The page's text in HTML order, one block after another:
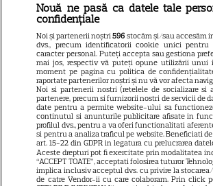
Libertatea
Libertatea pentru femei
GSP
Știri mondene
Avantaje
Elle
Unica
Retete practice
Nouă ne pasă ca datele tale
confidențiale
Noi și partenerii noștri596 stocăm și/sau accesăm
dvs., precum identificatorii cookie unici pentru
caracter personal. Puteți accepta sau gestiona
mai jos, respectiv vă puteți opune utilizării unui
moment pe pagina cu politica de
raportate partenerilor noștri și nu vă vor afecta
Noi si partenerii nostri (retelele de socializare si
partenere, precum si furnizorii nostri de servicii de
date pentru a permite website-ului sa
continutul si anunturile publicitare afisate in
profilul dvs., pentru a va oferi functionalitati
si pentru a analiza traficul pe website. Beneficiati
art. 15-22 din GDPR in legatura cu prelucrarea
Aceste drepturi pot fi exercitate prin modalitatea
“ACCEPT TOATE”, acceptati folosirea tuturor
implica inclusiv acceptul dvs. cu privire la
de catre Vendor-ii cu care colaboram. Prin click